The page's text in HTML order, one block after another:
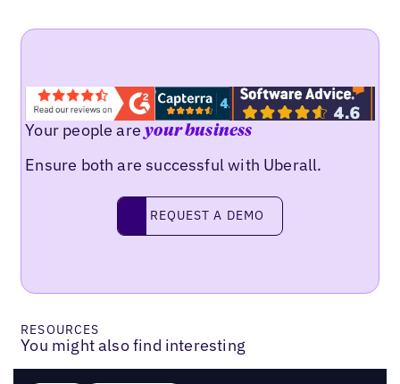
Your people areyour business
Ensure both are successful with Uberall.
Request a demo
REQUEST A DEMO
RESOURCES
You might also find interesting